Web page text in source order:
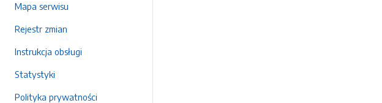
Mapa serwisu
Rejestr zmian
Instrukcja obsługi
Statystyki
Polityka prywatności